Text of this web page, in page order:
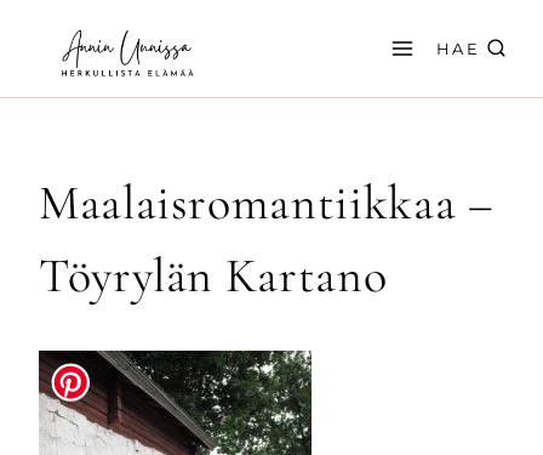
sisältöön
HAE
Maalaisromantiikkaa –
Töyrylän Kartano